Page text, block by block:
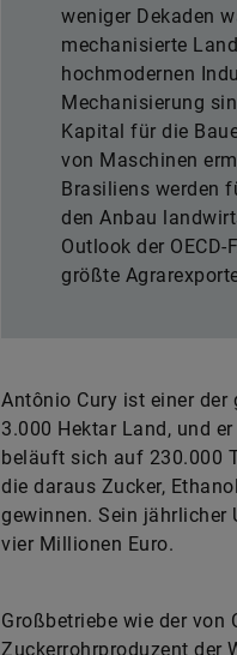
weniger Dekaden
mechanisierte
hochmodernen
Mechanisierung
Kapital für die
von Maschinen
Brasiliens werden
den Anbau
Outlook der
größte
Antônio Cury ist einer
3.000 Hektar Land, und
beläuft sich auf 230.000
die daraus Zucker,
gewinnen. Sein jährlicher
vier Millionen Euro.
Großbetriebe wie der von
Zuckerrohrproduzent der